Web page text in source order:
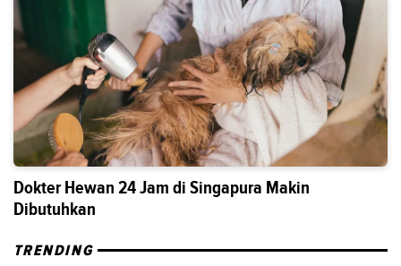
Dokter Hewan 24 Jam di Singapura Makin
Dibutuhkan
TRENDING